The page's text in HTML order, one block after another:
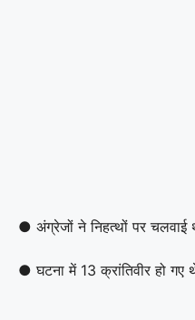
● अंग्रेजों ने निहत्थों पर चलवाई
● घटना में 13 क्रांतिवीर हो गए